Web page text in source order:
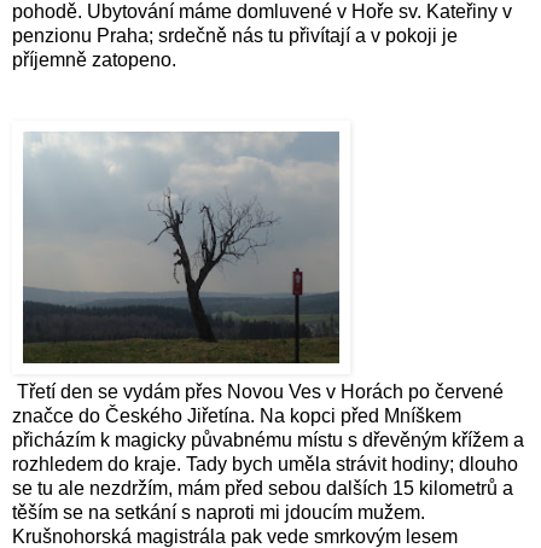
pohodě. Ubytování máme domluvené v Hoře sv. Kateřiny v
penzionu Praha; srdečně nás tu přivítají a v pokoji je
příjemně zatopeno.
Třetí den se vydám přes Novou Ves v Horách po červené
značce do Českého Jiřetína. Na kopci před Mníškem
přicházím k magicky půvabnému místu s dřevěným křížem a
rozhledem do kraje. Tady bych uměla strávit hodiny; dlouho
se tu ale nezdržím, mám před sebou dalších 15 kilometrů a
těším se na setkání s naproti mi jdoucím mužem.
Krušnohorská magistrála pak vede smrkovým lesem